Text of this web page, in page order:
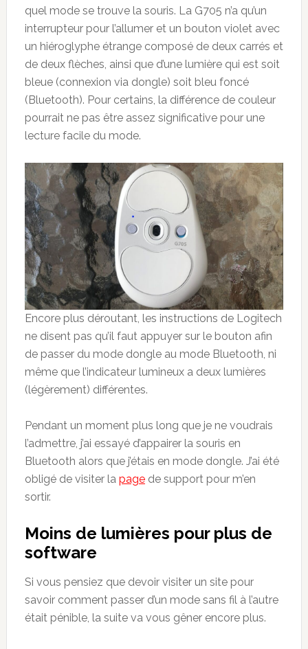
quel mode se trouve la souris. La G705 n’a qu’un
interrupteur pour l’allumer et un bouton violet avec
un hiéroglyphe étrange composé de deux carrés et
de deux flèches, ainsi que d’une lumière qui est soit
bleue (connexion via dongle) soit bleu foncé
(Bluetooth). Pour certains, la différence de couleur
pourrait ne pas être assez significative pour une
lecture facile du mode.
Encore plus déroutant, les instructions de Logitech
ne disent pas qu’il faut appuyer sur le bouton afin
de passer du mode dongle au mode Bluetooth, ni
même que l’indicateur lumineux a deux lumières
(légèrement) différentes.
Pendant un moment plus long que je ne voudrais
l’admettre, j’ai essayé d’appairer la souris en
Bluetooth alors que j’étais en mode dongle. J’ai été
obligé de visiter la pagede support pour m’en
sortir.
Moins de lumières pour plus de
software
Si vous pensiez que devoir visiter un site pour
savoir comment passer d’un mode sans fil à l’autre
était pénible, la suite va vous gêner encore plus.